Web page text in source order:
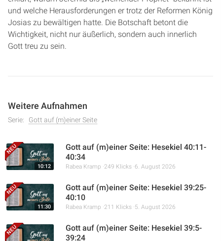
und welche Herausforderungen er trotz der Reformen König
Josias zu bewältigen hatte. Die Botschaft betont die
Wichtigkeit, nicht nur äußerlich, sondern auch innerlich
Gott treu zu sein.
Weitere Aufnahmen
Serie: Gott auf (m)einer Seite
10:12
Gott auf (m)einer Seite: Hesekiel 40:11-
40:34
Rabea Kramp 249 Klicks 6. August 2026
11:30
Gott auf (m)einer Seite: Hesekiel 39:25-
40:10
Rabea Kramp 211 Klicks 5. August 2026
Gott auf (m)einer Seite: Hesekiel 39:5-
39:24